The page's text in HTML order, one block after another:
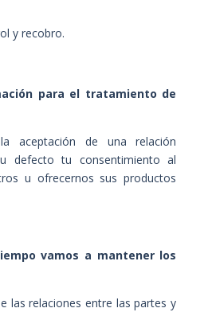
y recobro.
para el tratamiento de
aceptación de una relación
defecto tu consentimiento al
u ofrecernos sus productos
vamos a mantener los
las relaciones entre las partes y